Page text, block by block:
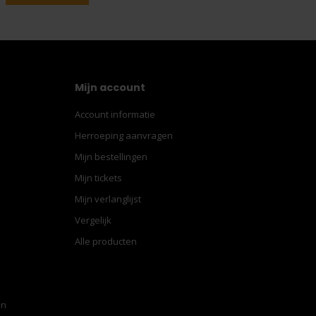
Mijn account
Account informatie
Herroeping aanvragen
Mijn bestellingen
Mijn tickets
Mijn verlanglijst
Vergelijk
Alle producten